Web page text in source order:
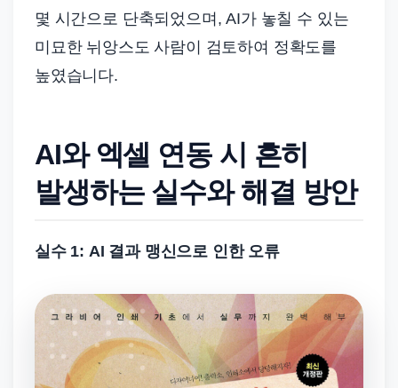
몇 시간으로 단축되었으며, AI가 놓칠 수 있는
미묘한 뉘앙스도 사람이 검토하여 정확도를
높였습니다.
AI와 엑셀 연동 시 흔히
발생하는 실수와 해결 방안
실수 1: AI 결과 맹신으로 인한 오류